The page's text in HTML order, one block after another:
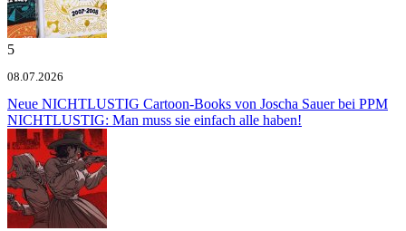
5
08.07.2026
Neue NICHTLUSTIG Cartoon-Books von Joscha Sauer bei PPM
NICHTLUSTIG: Man muss sie einfach alle haben!